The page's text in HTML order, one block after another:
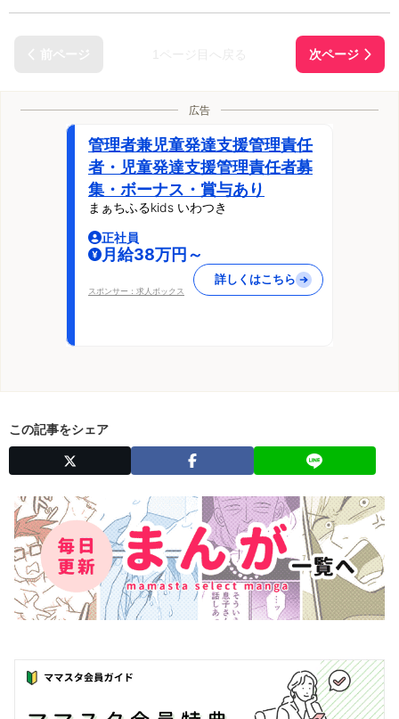
広告
管理者兼児童発達支援管理責任
者・児童発達支援管理責任者募
集・ボーナス・賞与あり
まぁちふるkids いわつき
正社員
月給38万円～
スポンサー：求人ボックス
詳しくはこちら
この記事をシェア